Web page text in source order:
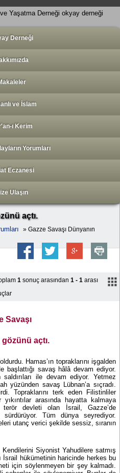
Yaşatma Derneği okyay derneği
Derneği
ve İslam
ı Kerim
Yorumları
Eczanesi
Ulaşın
açtı.
» Gazze Savaşı Dünyanın
1 sonuç arasından 1 - 1 arası
Savaşı
gözünü açtı.
Hamas’ın topraklarını işgalden
başlattığı savaş hâlâ devam ediyor.
ile devam ediyor. Yetmez
yüzünden savaş Lübnan’a sıçradı.
Topraklarını terk eden Filistinliler
arasında hayatta kalmaya
terör devleti olan İsrail, Gazze’de
sürdürüyor. Tüm dünya seyrediyor.
utanç verici şekilde sessiz, sıranın
Siyonist Yahudilere satmış
İsrail hükümetinin haricinde herkes bu
için söylenmeyen bir şey kalmadı.